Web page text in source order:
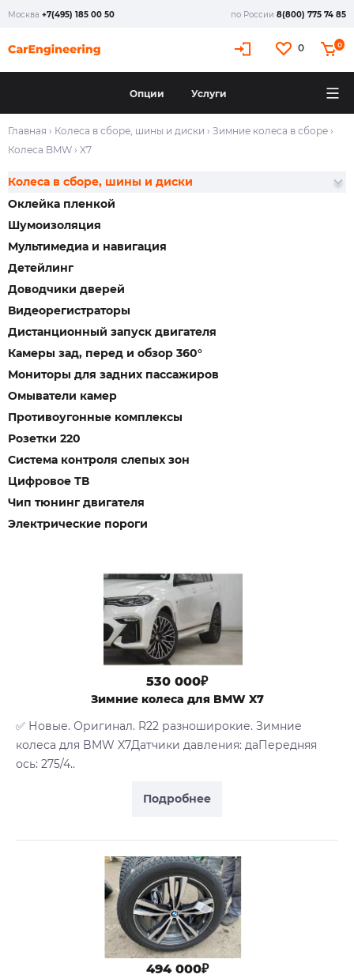
Москва +7(495) 185 00 50 по России 8(800) 775 74 85
0 0
Опции Услуги
Главная › Колеса в сборе, шины и диски › Зимние колеса в сборе ›
Колеса BMW › X7
Оклейка пленкой
Шумоизоляция
Мультимедиа и навигация
Детейлинг
Доводчики дверей
Видеорегистраторы
Дистанционный запуск двигателя
Камеры зад, перед и обзор 360°
Колеса в сборе, шины и диски
Мониторы для задних пассажиров
Омыватели камер
Противоугонные комплексы
Розетки 220
Система контроля слепых зон
Цифровое ТВ
Чип тюнинг двигателя
Электрические пороги
Подробнее
530 000₽
Зимние колеса для BMW X7
✅ Новые. Оригинал. R22 разноширокие. Зимние
колеса для BMW X7Датчики давления: даПередняя
ось: 275/4..
494 000₽